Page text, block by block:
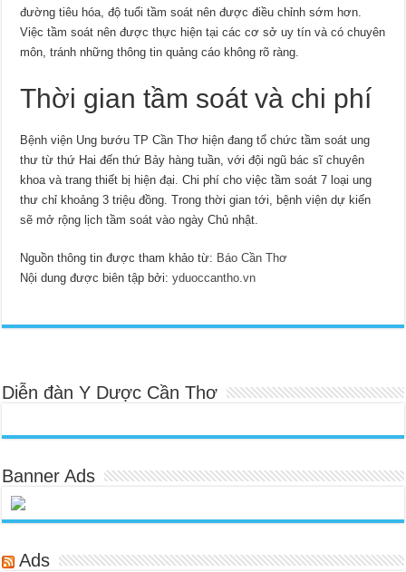
đường tiêu hóa, độ tuổi tầm soát nên được điều chỉnh sớm hơn.
Việc tầm soát nên được thực hiện tại các cơ sở uy tín và có chuyên
môn, tránh những thông tin quảng cáo không rõ ràng.
Thời gian tầm soát và chi phí
Bệnh viện Ung bướu TP Cần Thơ hiện đang tổ chức tầm soát ung
thư từ thứ Hai đến thứ Bảy hàng tuần, với đội ngũ bác sĩ chuyên
khoa và trang thiết bị hiện đại. Chi phí cho việc tầm soát 7 loại ung
thư chỉ khoảng 3 triệu đồng. Trong thời gian tới, bệnh viện dự kiến
sẽ mở rộng lịch tầm soát vào ngày Chủ nhật.
Nguồn thông tin được tham khảo từ: Báo Cần Thơ
Nội dung được biên tập bởi:yduoccantho.vn
Diễn đàn Y Dược Cần Thơ
Banner Ads
Ads